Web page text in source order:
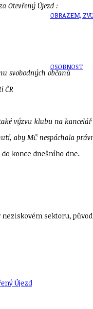
OBRAZEM,
OSOBNOST
Otevřený Újezd :
svobodných občanů
ČR
výzvu klubu na
aby MČ nespáchala
konce dnešního dne.
neziskovém sektoru,
Újezd